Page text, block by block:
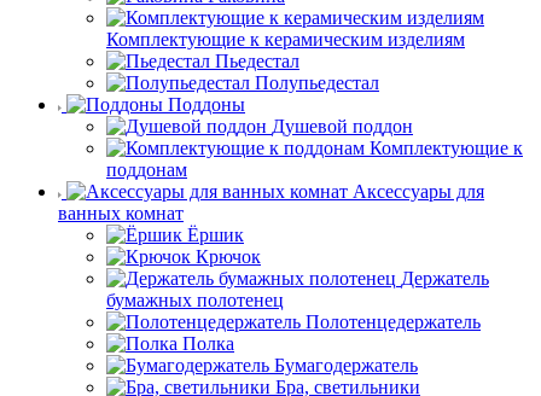
Комплектующие к керамическим изделиям
Пьедестал
Полупьедестал
Поддоны
Душевой поддон
Комплектующие к
поддонам
Аксессуары для
ванных комнат
Ёршик
Крючок
Держатель
бумажных полотенец
Полотенцедержатель
Полка
Бумагодержатель
Бра, светильники